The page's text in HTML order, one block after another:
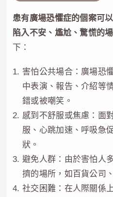
患有廣場恐懼症的個案可
陷入不安、尷尬、驚慌的
下：
害怕公共場合：廣場恐
中表演、報告、介紹等
錯或被嘲笑。
感到不舒服或焦慮：面
服、心跳加速、呼吸急
狀。
避免人群：由於害怕人
擠的場所，如百貨公司
社交困難：在人際關係